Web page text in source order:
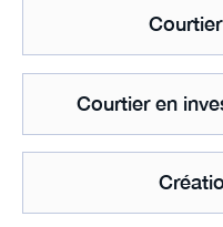
Courtier en